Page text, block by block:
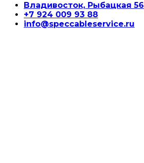
Владивосток, Рыбацкая 56
+7 924 009 93 88
info@speccableservice.ru